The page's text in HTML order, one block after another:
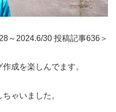
～2024.6/30 投稿記事636＞
成を楽しんでます。
ゃいました。